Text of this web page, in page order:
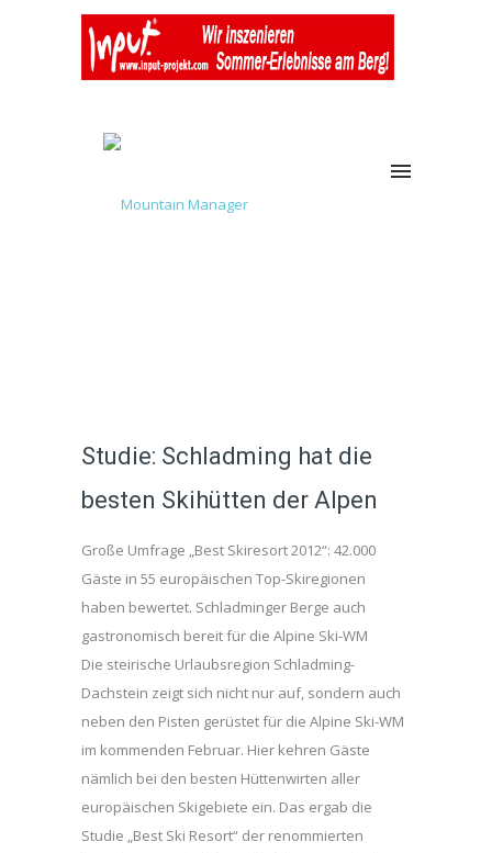
Studie: Schladming hat die
besten Skihütten der Alpen
Große Umfrage „Best Skiresort 2012“: 42.000
Gäste in 55 europäischen Top-Skiregionen
haben bewertet. Schladminger Berge auch
gastronomisch bereit für die Alpine Ski-WM
Die steirische Urlaubsregion Schladming-
Dachstein zeigt sich nicht nur auf, sondern auch
neben den Pisten gerüstet für die Alpine Ski-WM
im kommenden Februar. Hier kehren Gäste
nämlich bei den besten Hüttenwirten aller
europäischen Skigebiete ein. Das ergab die
Studie „Best Ski Resort“ der renommierten